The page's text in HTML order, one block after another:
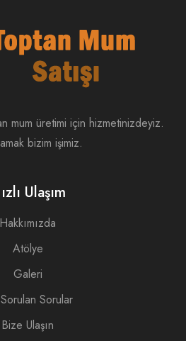
mum üretimi için hizmetinizdeyiz.
bizim işimiz.
Ulaşım
Hakkımızda
Atölye
Galeri
Sorular
Bize Ulaşın